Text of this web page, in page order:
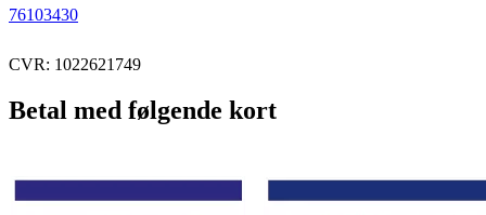
76103430
CVR: 1022621749
Betal med følgende kort